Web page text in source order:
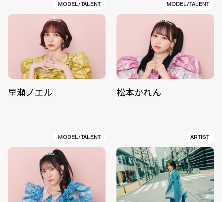
MODEL/TALENT
早瀬ノエル
MODEL/TALENT
松本かれん
MODEL/TALENT ARTIST